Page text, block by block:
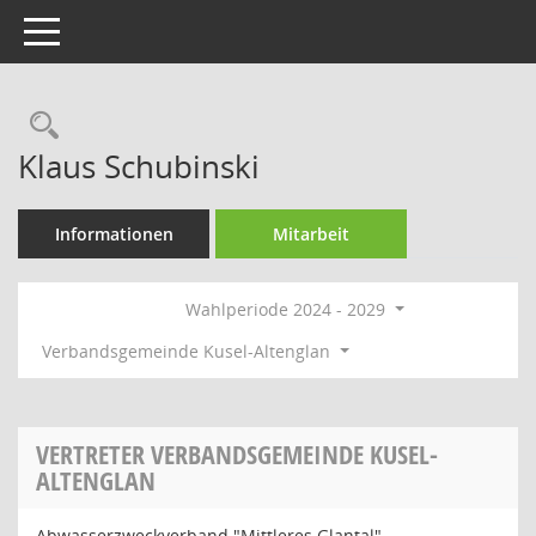
Toggle navigation
Rechercheauswahl
Klaus Schubinski
Informationen Mitarbeit
Wahlperiode 2024 - 2029
Verbandsgemeinde Kusel-Altenglan
VERTRETER VERBANDSGEMEINDE KUSEL-
ALTENGLAN